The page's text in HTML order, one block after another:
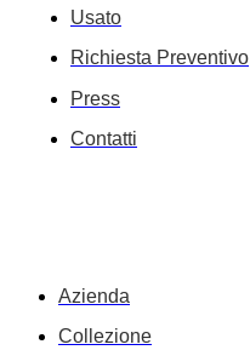
Usato
Richiesta Preventivo
Press
Contatti
Azienda
Collezione